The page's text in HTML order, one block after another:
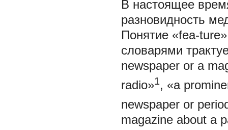
В настоящее
разновидность
Понятие «fea-
словарями
newspaper or a
radio»1, «a
newspaper or
magazine about a